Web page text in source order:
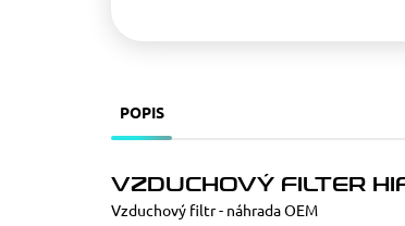
POPIS
VZDUCHOVÝ FILTER
Vzduchový filtr - náhrada OEM